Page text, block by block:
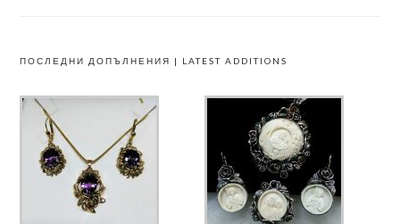
ПОСЛЕДНИ ДОПЪЛНЕНИЯ | LATEST ADDITIONS